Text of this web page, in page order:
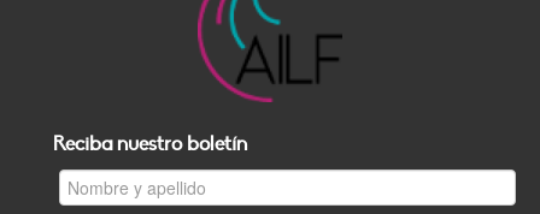
Reciba nuestro boletín